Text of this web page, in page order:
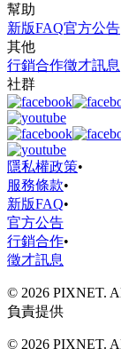
幫助
新版FAQ官方公告
其他
行銷合作徵才訊息
社群
隱私權政策•
服務條款•
新版FAQ•
官方公告
行銷合作•
徵才訊息
© 2026 PIXNET.
負責提供
© 2026 PIXNET.